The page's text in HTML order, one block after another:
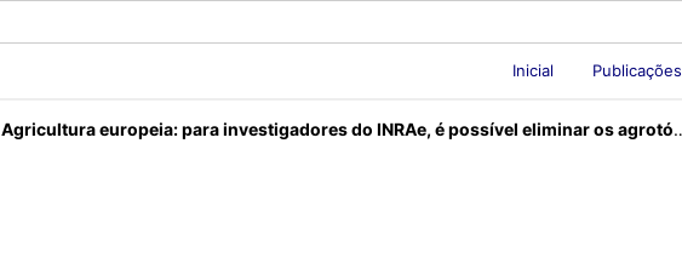
Inicial Publicações
Agricultura europeia: para investigadores do INRAe, é possível eliminar os agrotóxicos químicos até 2050